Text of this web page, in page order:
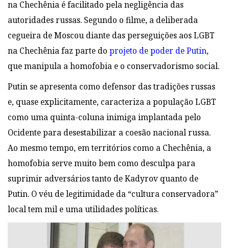
na Chechênia é facilitado pela negligência das
autoridades russas. Segundo o filme, a deliberada
cegueira de Moscou diante das perseguições aos LGBT
na Chechênia faz parte do projeto de poder de Putin,
que manipula ahomofobia e o conservadorismo social.
Putin se apresenta como defensor das tradições russas
e, quase explicitamente, caracteriza a população LGBT
como uma quinta-colunainimiga implantada pelo
Ocidente para desestabilizar a coesão nacional russa.
Ao mesmo tempo, em territórios como a Chechênia, a
homofobia serve muito bem como desculpa para
suprimir adversários tanto de Kadyrov quanto de
Putin. Ovéu de legitimidade da “cultura conservadora”
local tem mil e uma utilidades políticas.